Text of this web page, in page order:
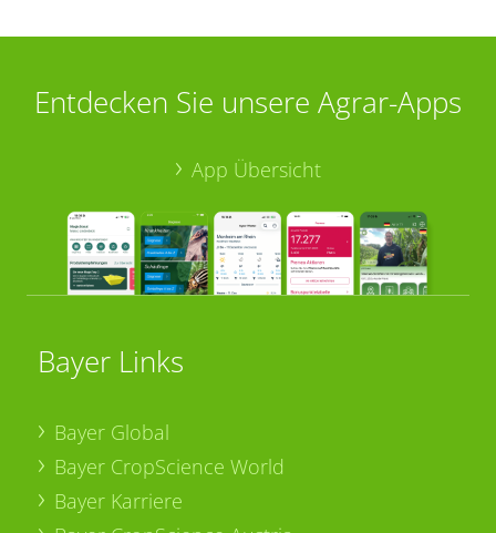
Entdecken Sie unsere Agrar-Apps
App Übersicht
Bayer Links
Bayer Global
Bayer CropScience World
Bayer Karriere